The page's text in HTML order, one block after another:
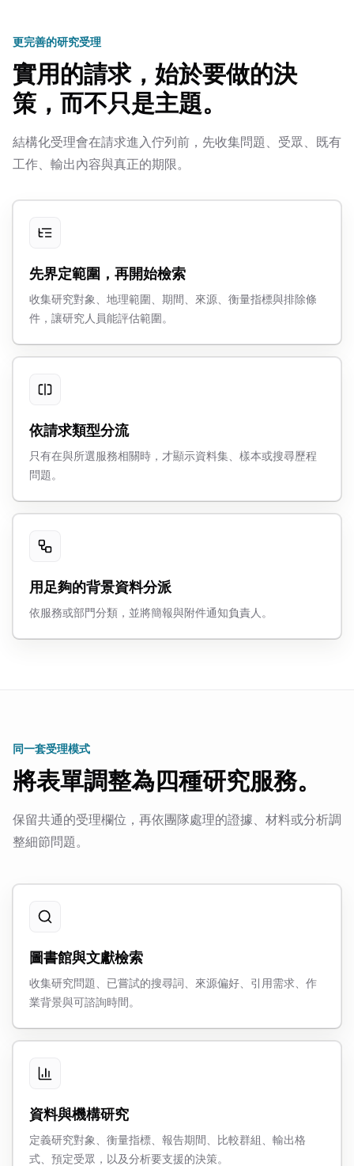
更完善的研究受理
實用的請求，始於要做的決
策，而不只是主題。
結構化受理會在請求進入佇列前，先收集問題、受眾、既有
工作、輸出內容與真正的期限。
先界定範圍，再開始檢索
收集研究對象、地理範圍、期間、來源、衡量指標與排除條
件，讓研究人員能評估範圍。
依請求類型分流
只有在與所選服務相關時，才顯示資料集、樣本或搜尋歷程
問題。
用足夠的背景資料分派
依服務或部門分類，並將簡報與附件通知負責人。
同一套受理模式
將表單調整為四種研究服務。
保留共通的受理欄位，再依團隊處理的證據、材料或分析調
整細節問題。
圖書館與文獻檢索
收集研究問題、已嘗試的搜尋詞、來源偏好、引用需求、作
業背景與可諮詢時間。
資料與機構研究
定義研究對象、衡量指標、報告期間、比較群組、輸出格
式、預定受眾，以及分析要支援的決策。